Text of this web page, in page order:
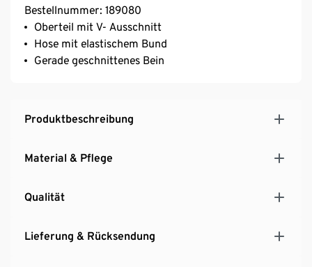
Bestellnummer: 189080
Oberteil mit V- Ausschnitt
Hose mit elastischem Bund
Gerade geschnittenes Bein
Produktbeschreibung
Material & Pflege
Qualität
Lieferung & Rücksendung